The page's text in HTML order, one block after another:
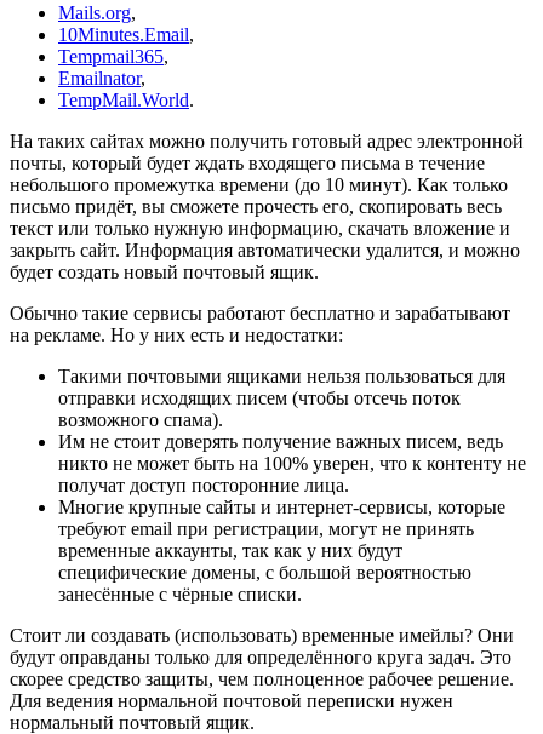
Mails.org,
10Minutes.Email,
Tempmail365,
Emailnator,
TempMail.World.
На таких сайтах можно получить готовый адрес электронной
почты, который будет ждать входящего письма в течение
небольшого промежутка времени (до 10 минут). Как только
письмо придёт, вы сможете прочесть его, скопировать весь
текст или только нужную информацию, скачать вложение и
закрыть сайт. Информация автоматически удалится, и можно
будет создать новый почтовый ящик.
Обычно такие сервисы работают бесплатно и зарабатывают
на рекламе. Но у них есть и недостатки:
Такими почтовыми ящиками нельзя пользоваться для
отправки исходящих писем (чтобы отсечь поток
возможного спама).
Им не стоит доверять получение важных писем, ведь
никто не может быть на 100% уверен, что к контенту не
получат доступ посторонние лица.
Многие крупные сайты и интернет-сервисы, которые
требуют email при регистрации, могут не принять
временные аккаунты, так как у них будут
специфические домены, с большой вероятностью
занесённые с чёрные списки.
Стоит ли создавать (использовать) временные имейлы? Они
будут оправданы только для определённого круга задач. Это
скорее средство защиты, чем полноценное рабочее решение.
Для ведения нормальной почтовой переписки нужен
нормальный почтовый ящик.